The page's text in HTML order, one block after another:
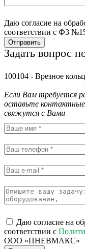
Даю согласие на
соответствии с ФЗ
Отправить
Задать вопрос
100104 - Врезное
Если Вам требуется
оставьте
свяжутся с Вами
Даю согласие на
соответствии с
ООО «ПНЕВМАКС»